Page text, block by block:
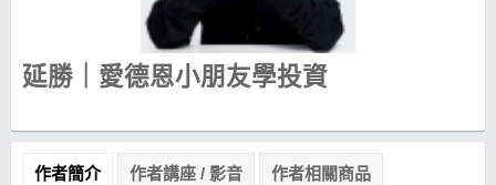
延勝｜愛德恩小朋友學投資
作者簡介 作者講座 / 影音 作者相關商品